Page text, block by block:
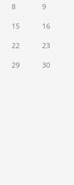
8
9
15
16
22
23
29
30